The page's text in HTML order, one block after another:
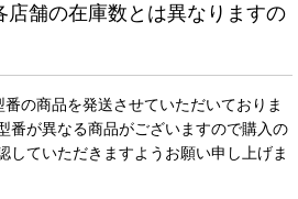
店舗の在庫数とは異なりますの
の商品を発送させていただいておりま
番が異なる商品がございますので購入の
していただきますようお願い申し上げま